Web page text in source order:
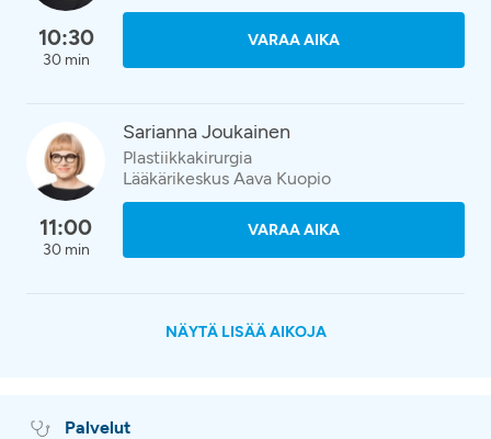
10:30
30 min
VARAA AIKA
11:00
30 min
Sarianna Joukainen
Plastiikkakirurgia
Lääkärikeskus Aava Kuopio
VARAA AIKA
NÄYTÄ LISÄÄ AIKOJA
Palvelut